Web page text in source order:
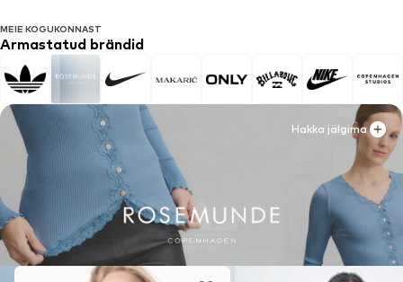
MEIE KOGUKONNAST
Armastatud brändid
Hakka jälgima
Hakka jälgima
Hakka jälgima